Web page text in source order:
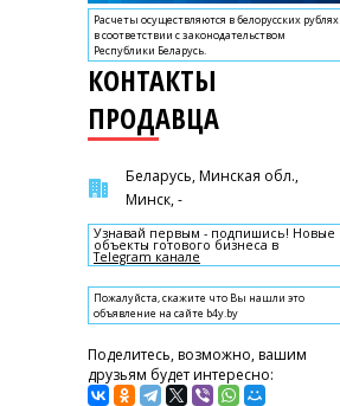
Расчеты осуществляются в белорусских рублях
в соответствии с законодательством
Республики Беларусь.
КОНТАКТЫ
ПРОДАВЦА
Беларусь, Минская обл.,
Минск, -
Узнавай первым - подпишись! Новые
объекты готового бизнеса в
Telegram канале
Пожалуйста, скажите что Вы нашли это
объявление на сайте b4y.by
Поделитесь, возможно, вашим
друзьям будет интересно: